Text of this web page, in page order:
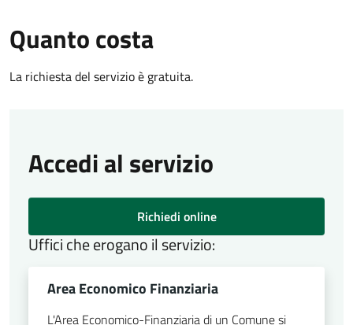
Quanto costa
La richiesta del servizio è gratuita.
Accedi al servizio
Richiedi online
Uffici che erogano il servizio:
Area Economico Finanziaria
L'Area Economico-Finanziaria di un Comune si